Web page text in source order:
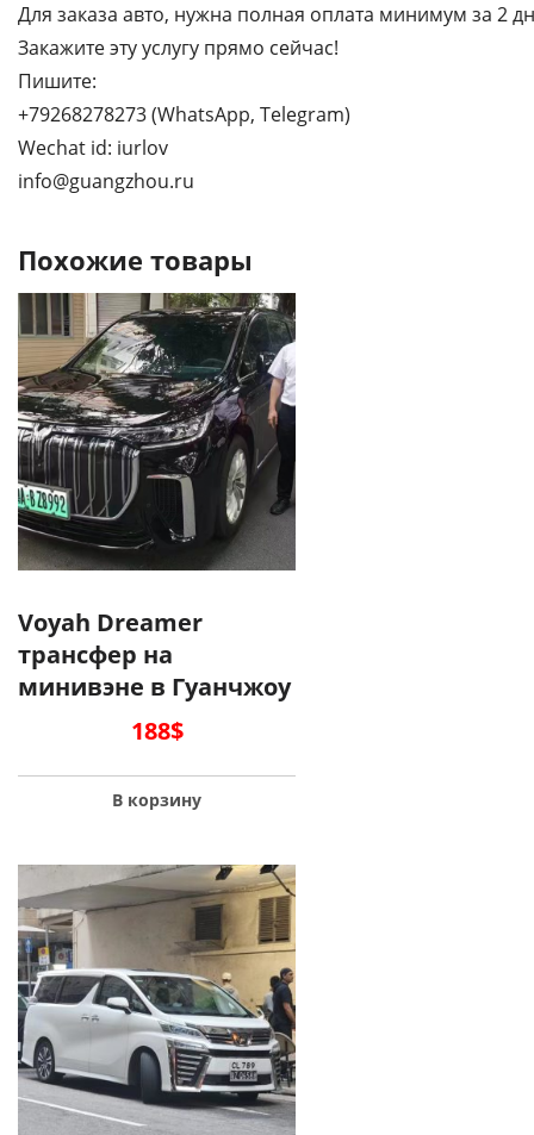
Для заказа авто, нужна полная оплата минимум за 2
Закажите эту услугу прямо сейчас!
Пишите:
+79268278273 (WhatsApp, Telegram)
Wechat id: iurlov
info@guangzhou.ru
Похожие товары
Voyah Dreamer
трансфер на
минивэне в Гуанчжоу
188$
В корзину